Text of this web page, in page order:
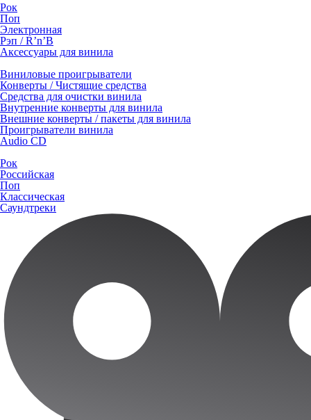
Рок
Поп
Электронная
Рэп / R’n’B
Аксессуары для винила
Виниловые проигрыватели
Конверты / Чистящие средства
Средства для очистки винила
Внутренние конверты для винила
Внешние конверты / пакеты для винила
Проигрыватели винила
Audio CD
Рок
Российская
Поп
Классическая
Саундтреки